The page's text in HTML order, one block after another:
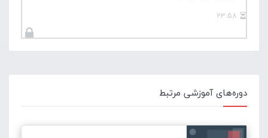
23:58
دوره‌های آموزشی مرتبط